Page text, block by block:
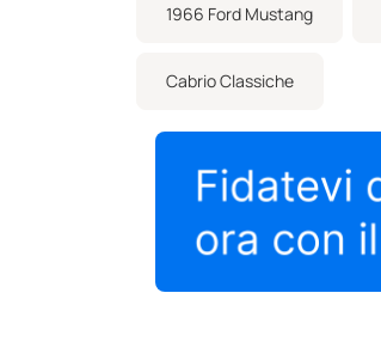
1966 Ford Mustang
Cabrio Classiche